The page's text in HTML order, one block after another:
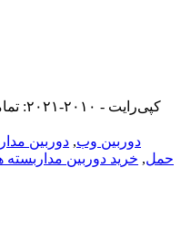
© کپی‌رایت - ۲۰۱۰-۲۰۲۱: تمامی حقوق محفوظ است.
دوربین وب, دوربین
حمل, خرید دوربین مداربسته